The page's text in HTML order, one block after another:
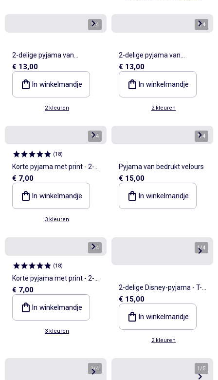
1/4
2-delige pyjama van
pointellebreisel
€ 13,00
In winkelmandje
2 kleuren
1/4
2-delige pyjama van
pointellebreisel
€ 13,00
In winkelmandje
2 kleuren
1/4
(18)
Korte pyjama met print - 2-
delig
€ 7,00
In winkelmandje
3 kleuren
1/4
Pyjama van bedrukt velours
€ 15,00
In winkelmandje
1/4
(18)
Korte pyjama met print - 2-
delig
€ 7,00
In winkelmandje
3 kleuren
1/4
2-delige Disney-pyjama - T-
shirt met lange mouwen +
broek
€ 15,00
In winkelmandje
2 kleuren
1/4 1 /5